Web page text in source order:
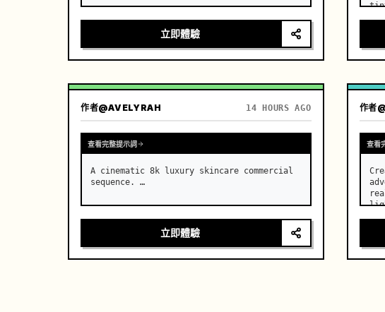
立即體驗
作者@AVELYRAH 14 HOURS AGO
查看完整提示詞
A cinematic 8k luxury skincare commercial
sequence. …
立即體驗
作者
查看